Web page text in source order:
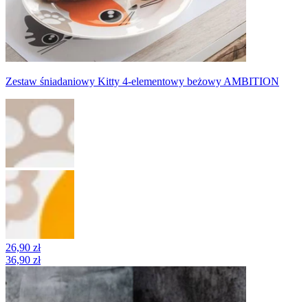
Zestaw śniadaniowy Kitty 4-elementowy beżowy AMBITION
26,90 zł
36,90 zł